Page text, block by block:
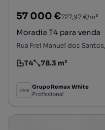
57 000 €727,97 €/m²
Moradia T4 para venda
Tipologia
T4
Preço por metro quadrado
78.3 m²
Grupo Remax White
Profissional